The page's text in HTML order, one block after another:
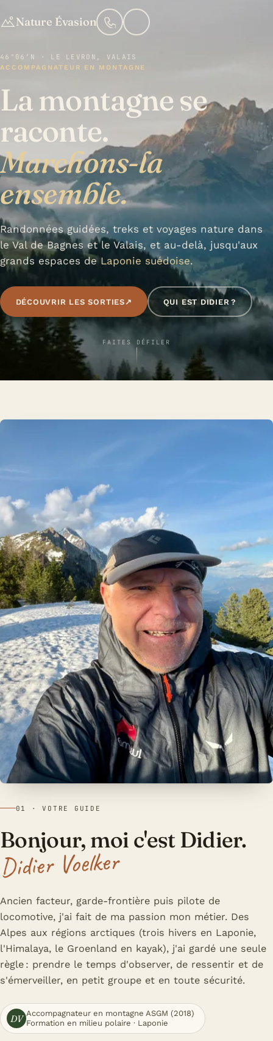
Nature Évasion
46°06′N · LE LEVRON, VALAIS
ACCOMPAGNATEUR EN MONTAGNE
La montagne se
raconte.
Marchons-la
ensemble.
Randonnées guidées, treks et voyages nature dans
le Val de Bagnes et le Valais, et au-delà, jusqu'aux
grands espaces de Laponie suédoise.
DÉCOUVRIR LES SORTIES ↗ QUI EST DIDIER ?
FAITES DÉFILER
01 · VOTRE GUIDE
Bonjour, moi c'est Didier.
Voelker
Ancien facteur, garde-frontière puis pilote de
locomotive, j'ai fait de ma passion mon métier. Des
Alpes aux régions arctiques (trois hivers en Laponie,
l'Himalaya, le Groenland en kayak), j'ai gardé une seule
règle : prendre le temps d'observer, de ressentir et de
s'émerveiller, en petit groupe et en toute sécurité.
DV Accompagnateur en montagne ASGM (2018)
Formation en milieu polaire · Laponie